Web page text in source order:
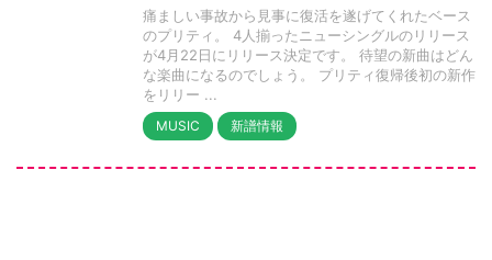
痛ましい事故から見事に復活を遂げてくれたベース
のプリティ。 4人揃ったニューシングルのリリース
が4月22日にリリース決定です。 待望の新曲はどん
な楽曲になるのでしょう。 プリティ復帰後初の新作
をリリー ...
MUSIC 新譜情報